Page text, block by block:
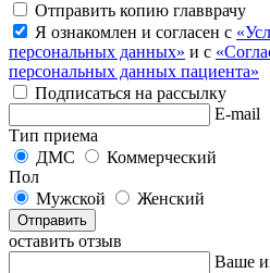
Отправить копию главврачу
Я ознакомлен и согласен с
персональных данных» и с
персональных данных пациента»
Подписаться на рассылку
E-mail
Тип приема
ДМС
Коммерческий
Пол
Мужской
Женский
Отправить
оставить отзыв
Ваше